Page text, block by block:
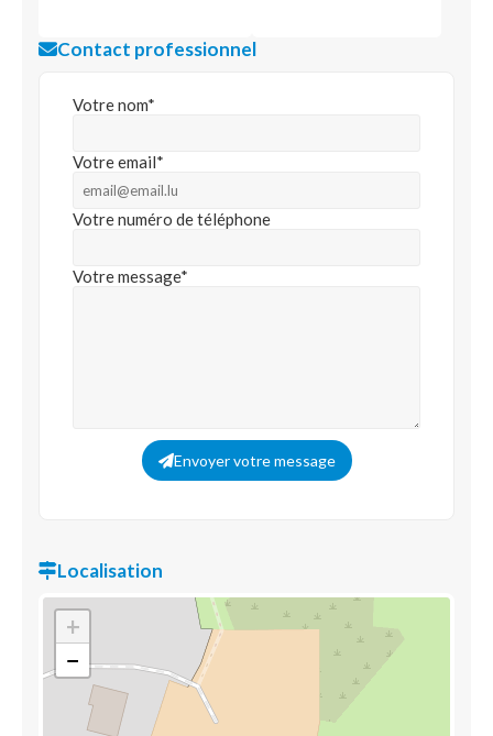
Contact professionnel
Votre nom*
Votre email*
Votre numéro de téléphone
Votre message*
Envoyer votre message
Localisation
+
−